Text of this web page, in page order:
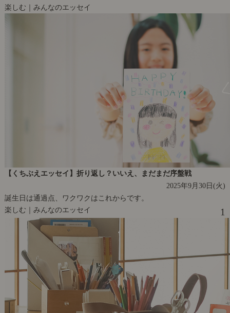
楽しむ｜みんなのエッセイ
【くちぶえエッセイ】折り返し？いいえ、まだまだ序盤戦
2025年9月30日(火)
誕生日は通過点、ワクワクはこれからです。
楽しむ｜みんなのエッセイ
1